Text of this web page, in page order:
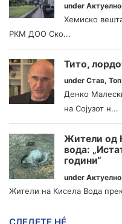
under Актуелно
Хемиско
РКМ ДОО Ско...
Тито,
under Став,
Денко
на Сојузот н...
Жители од
вода:
години“
under Актуелно
Жители на Кисела Вода